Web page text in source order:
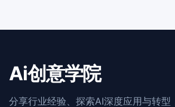
Ai创意学院
分享行业经验、探索AI深度应用与转型